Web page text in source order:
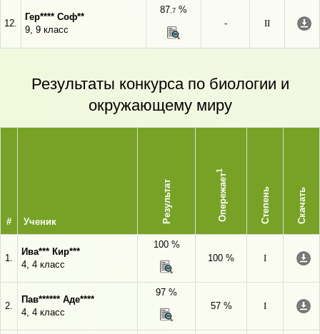
12.
Гер**** Соф**
9, 9 класс
87,7 %
-
II
Результаты конкурса по биологии и
окружающему миру
# Ученик Результат Опережает
1
Степень Скачать
1.
Ива*** Кир***
4, 4 класс
100 %
100 %
I
2.
Пав****** Аде****
4, 4 класс
97 %
57 %
I